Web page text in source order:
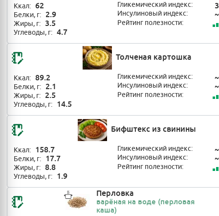
Ккал: 62
Белки, г: 2.9
Жиры, г: 3.5
Углеводы, г: 4.7
Гликемический индекс:
Инсулиновый индекс: ~
Рейтинг полезности:
Толченая картошка
Ккал: 89.2
Белки, г: 2.1
Жиры, г: 2.5
Углеводы, г: 14.5
Гликемический индекс: ~
Инсулиновый индекс: ~
Рейтинг полезности:
Бифштекс из свинины
Ккал: 158.7
Белки, г: 17.7
Жиры, г: 8.8
Углеводы, г: 1.9
Гликемический индекс: ~
Инсулиновый индекс: ~
Рейтинг полезности:
Перловка
варёная на воде (перловая
каша)